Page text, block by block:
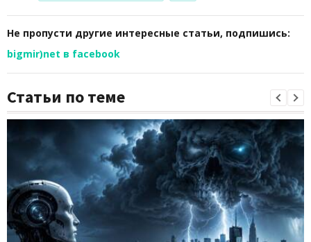
Не пропусти другие интересные статьи, подпишись:
bigmir)net в facebook
Статьи по теме